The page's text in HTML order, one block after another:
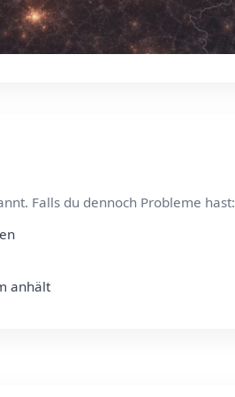
Falls du dennoch Probleme hast:
anhält